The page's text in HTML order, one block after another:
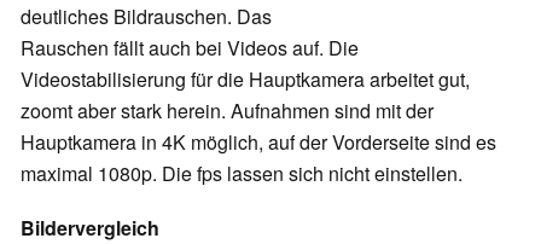
deutliches Bildrauschen. Das
Rauschen fällt auch bei Videos auf. Die
Videostabilisierung für die Hauptkamera arbeitet gut,
zoomt aber stark herein. Aufnahmen sind mit der
Hauptkamera in 4K möglich, auf der Vorderseite sind es
maximal 1080p. Die fps lassen sich nicht einstellen.
Bildervergleich